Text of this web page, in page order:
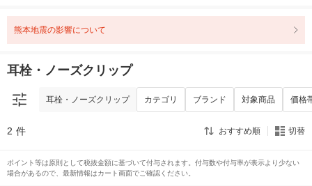
熊本地震の影響について
耳栓・ノーズクリップ
耳栓・ノーズクリップ カテゴリ ブランド 対象商品 価格
2 件 おすすめ順 切替
ポイント等は原則として税抜金額に基づいて付与されます。付与数や付与率が表示より少ない
場合があるので、最新情報はカート画面でご確認ください。